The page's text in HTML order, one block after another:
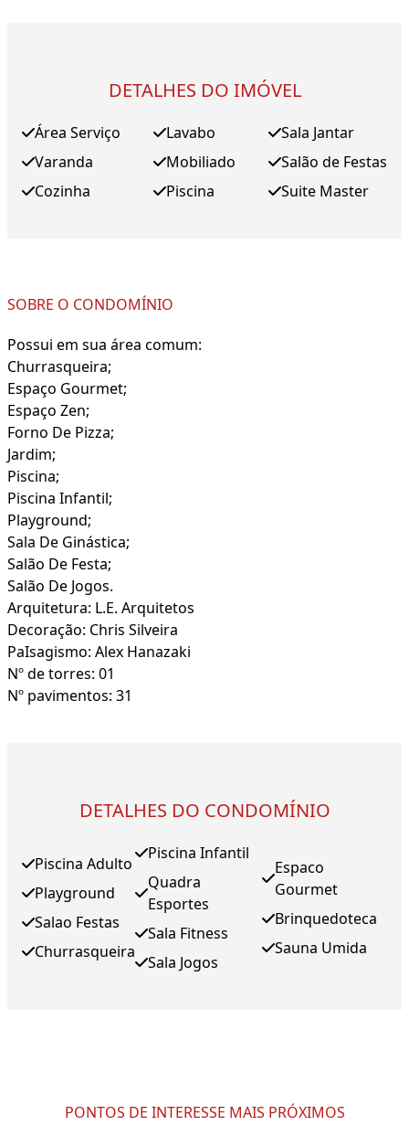
DETALHES DO IMÓVEL
Área Serviço
Varanda
Cozinha
Lavabo
Mobiliado
Piscina
Sala Jantar
Salão de Festas
Suite Master
SOBRE O CONDOMÍNIO
Possui em sua área comum:
Churrasqueira;
Espaço Gourmet;
Espaço Zen;
Forno De Pizza;
Jardim;
Piscina;
Piscina Infantil;
Playground;
Sala De Ginástica;
Salão De Festa;
Salão De Jogos.
Arquitetura: L.E. Arquitetos
Decoração: Chris Silveira
PaIsagismo: Alex Hanazaki
Nº de torres: 01
Nº pavimentos: 31
DETALHES DO CONDOMÍNIO
Piscina Adulto
Playground
Salao Festas
Churrasqueira
Piscina Infantil
Quadra
Esportes
Sala Fitness
Sala Jogos
Espaco
Gourmet
Brinquedoteca
Sauna Umida
PONTOS DE INTERESSE MAIS PRÓXIMOS